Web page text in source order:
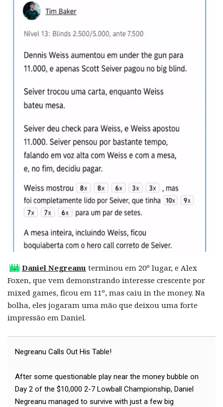
Daniel Negreanu terminou em 20º lugar, e Alex
Foxen, que vem demonstrando interesse crescente por
mixed games, ficou em 11º, mas caiu in the money. Na
bolha, eles jogaram uma mão que deixou uma forte
impressão em Daniel.
Negreanu Calls Out His Table!
After some questionable play near the money bubble on
Day 2 of the $10,000 2-7 Lowball Championship, Daniel
Negreanu managed to survive with just a few big